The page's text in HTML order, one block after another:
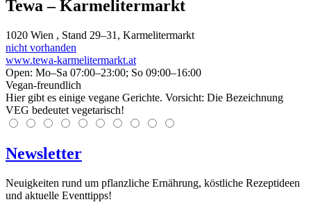
Tewa – Karmelitermarkt
1020 Wien , Stand 29–31, Karmelitermarkt
nicht vorhanden
www.tewa-karmelitermarkt.at
Open: Mo–Sa 07:00–23:00; So 09:00–16:00
Vegan-freundlich
Hier gibt es einige vegane Gerichte. Vorsicht: Die Bezeichnung
VEG bedeutet vegetarisch!
Newsletter
Neuigkeiten rund um pflanzliche Ernährung, köstliche Rezeptideen
und aktuelle Eventtipps!